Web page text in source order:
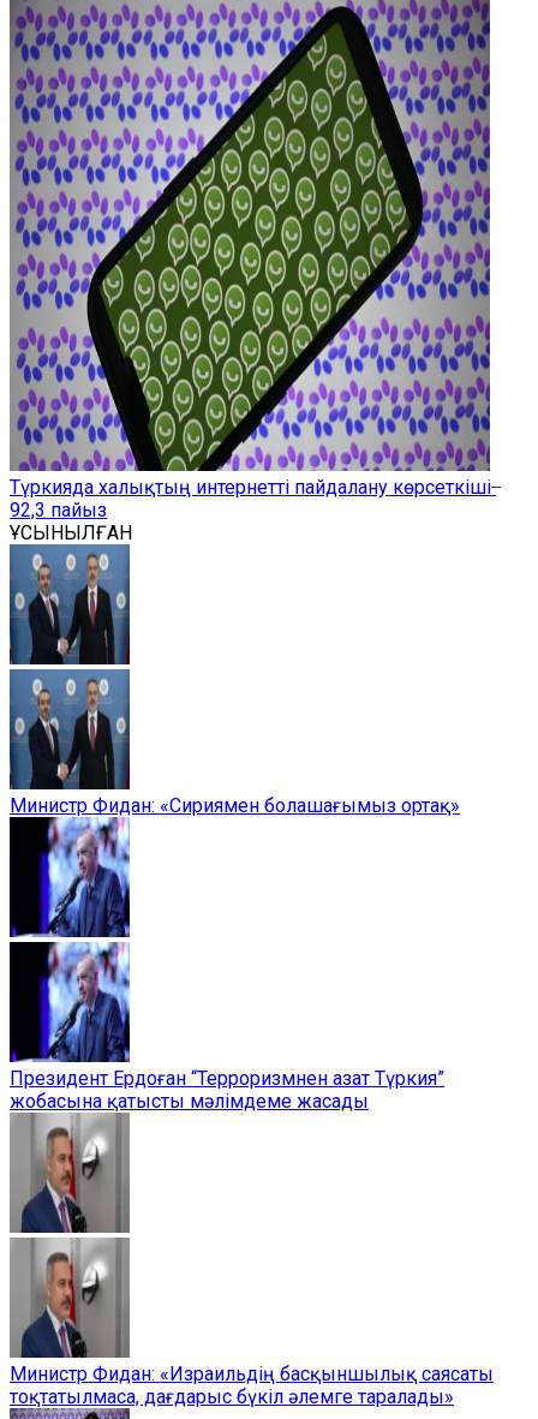
Түркияда халықтың интернетті пайдалану көрсеткіші ̶
92,3 пайыз
ҰСЫНЫЛҒАН
Министр Фидан: «Сириямен болашағымыз ортақ»
Президент Ердоған “Терроризмнен азат Түркия”
жобасына қатысты мәлімдеме жасады
Министр Фидан: «Израильдің басқыншылық саясаты
тоқтатылмаса, дағдарыс бүкіл әлемге таралады»